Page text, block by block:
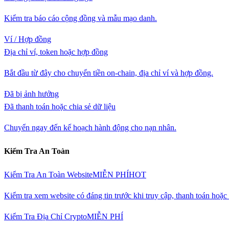
Kiểm tra báo cáo cộng đồng và mẫu mạo danh.
Ví / Hợp đồng
Địa chỉ ví, token hoặc hợp đồng
Bắt đầu từ đây cho chuyển tiền on-chain, địa chỉ ví và hợp đồng.
Đã bị ảnh hưởng
Đã thanh toán hoặc chia sẻ dữ liệu
Chuyển ngay đến kế hoạch hành động cho nạn nhân.
Kiểm Tra An Toàn
Kiểm Tra An Toàn WebsiteMIỄN PHÍHOT
Kiểm tra xem website có đáng tin trước khi truy cập, thanh toán
Kiểm Tra Địa Chỉ CryptoMIỄN PHÍ